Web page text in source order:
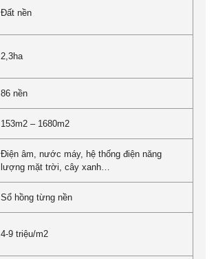
Đất nền
2,3ha
86 nền
153m2 – 1680m2
Điện âm, nước máy, hệ thống điện năng
lượng mặt trời, cây xanh…
Sổ hồng từng nền
4-9 triệu/m2